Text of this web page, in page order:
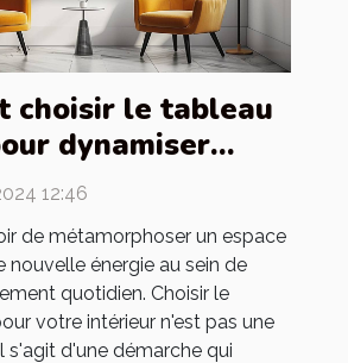
choisir le tableau
dynamiser
12:46
de métamorphoser un espace
nouvelle énergie au sein de
quotidien. Choisir le
votre intérieur n'est pas une
s'agit d'une démarche qui